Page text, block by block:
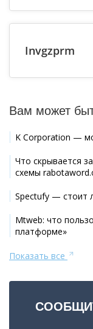
Invgzprm
Вам может
K Corporation —
Что скрывается
схемы
Spectufy — стоит
Mtweb: что
платформе»
Показать все